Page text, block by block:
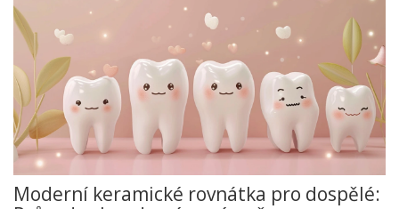
Moderní keramické rovnátka pro dospělé: